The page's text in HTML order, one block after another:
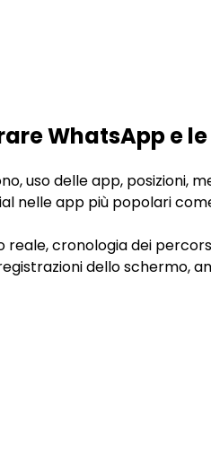
WhatsApp e
uso delle app, posizioni,
nelle app più popolari
reale, cronologia dei
dello schermo,